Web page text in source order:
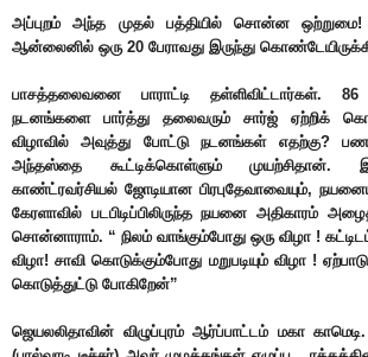
அப்புறம் அந்த முதல் பத்தியில் சொன்ன ஒற்றுமை!
ஆன்லைனில் ஒரு 20 பேராவது இருந்து
பாசத்தலைவனை பாராட்டி தள்ளிவிட்டார்கள். 86
நடனங்களை பார்த்து தலைவரும் சார்ஜ் ஏற்றிக்
விழாவில் அவுத்து போட்டு நடனங்கள் எதற்கு?
அந்தஸ்தை கூட்டிக்கொள்ளும் முயற்சிதான்.
காண்ட்ரவர்சியல் ஜோடியான பிரபுதேவாவையும்,
கேரளாவில் படபிடிப்பிலிருந்த நயனை அதிகாரம்
சொன்னாராம். “ நிலம் வாங்கும்போது ஒரு விழா !
விழா! சாவி கொடுக்கும்போது மறுபடியும் விழா !
கொடுத்துட்டு போகிறேன்”
ஜெயலலிதாவின் விழுப்புரம் ஆர்ப்பாட்டம் மகா